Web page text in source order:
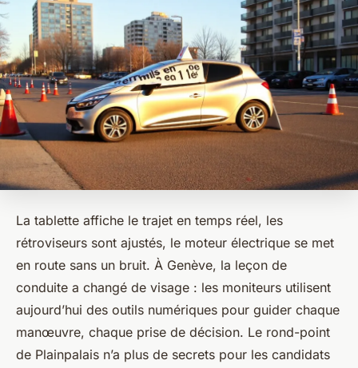
La tablette affiche le trajet en temps réel, les
rétroviseurs sont ajustés, le moteur électrique se met
en route sans un bruit. À Genève, la leçon de
conduite a changé de visage : les moniteurs utilisent
aujourd’hui des outils numériques pour guider chaque
manœuvre, chaque prise de décision. Le rond-point
de Plainpalais n’a plus de secrets pour les candidats